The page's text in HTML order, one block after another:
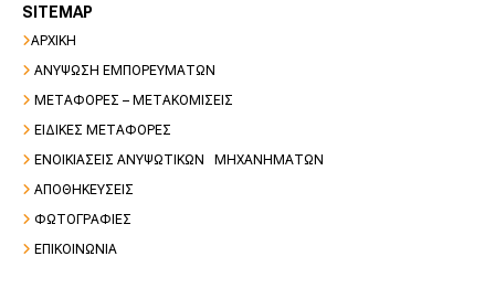
SITEMAP
ΑΡΧΙΚΗ
 ΑΝΥΨΩΣΗ ΕΜΠΟΡΕΥΜΑΤΩΝ
 ΜΕΤΑΦΟΡΕΣ – ΜΕΤΑΚΟΜΙΣΕΙΣ
 ΕΙΔΙΚΕΣ ΜΕΤΑΦΟΡΕΣ
 ΕΝΟΙΚΙΑΣΕΙΣ ΑΝΥΨΩΤΙΚΩΝ ΜΗΧΑΝΗΜΑΤΩΝ
 ΑΠΟΘΗΚΕΥΣΕΙΣ
 ΦΩΤΟΓΡΑΦΙΕΣ
 ΕΠΙΚΟΙΝΩΝΙΑ